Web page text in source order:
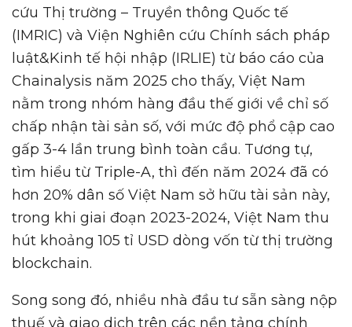
cứu Thị trường – Truyền thông Quốc tế
(IMRIC) và Viện Nghiên cứu Chính sách pháp
luật&Kinh tế hội nhập (IRLIE) từ báo cáo của
Chainalysis năm 2025 cho thấy, Việt Nam
nằm trong nhóm hàng đầu thế giới về chỉ số
chấp nhận tài sản số, với mức độ phổ cập cao
gấp 3-4 lần trung bình toàn cầu. Tương tự,
tìm hiểu từ Triple-A, thì đến năm 2024 đã có
hơn 20% dân số Việt Nam sở hữu tài sản này,
trong khi giai đoạn 2023-2024, Việt Nam thu
hút khoảng 105 tỉ USD dòng vốn từ thị trường
blockchain.
Song song đó, nhiều nhà đầu tư sẵn sàng nộp
thuế và giao dịch trên các nền tảng chính